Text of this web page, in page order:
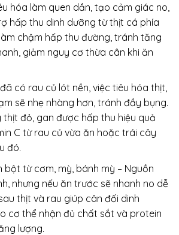
hóa làm quen dần, tạo cảm giác no,
hấp thu dinh dưỡng từ thịt cá phía
chậm hấp thu đường, tránh tăng
giảm nguy cơ thừa cân khi ăn
có rau củ lót nền, việc tiêu hóa thịt,
sẽ nhẹ nhàng hơn, tránh đầy bụng.
thịt đỏ, gan được hấp thu hiệu quả
C từ rau củ vừa ăn hoặc trái cây
đó.
bột từ cơm, mỳ, bánh mỳ – Nguồn
nhưng nếu ăn trước sẽ nhanh no dễ
thịt và rau giúp cân đối dinh
cơ thể nhận đủ chất sắt và protein
lượng.